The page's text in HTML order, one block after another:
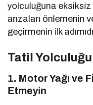
yolculuğuna eksiksiz
arızaları önlemenin
geçirmenin ilk
Tatil
1. Motor Yağı ve
Etmeyin